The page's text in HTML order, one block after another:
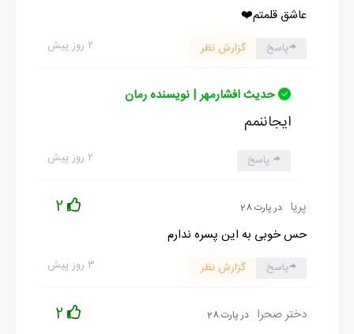
عاشق قلمتم❤️
۲ روز پیش پاسخ گزارش نظر
حدیث افشارمهر | نویسنده رمان
ایجاننمم
۲ روز پیش پاسخ
پریا در پارت 28 2
حس خوبی به این پسره ندارم
۳ روز پیش پاسخ گزارش نظر
دختر صحرا در پارت 28 2